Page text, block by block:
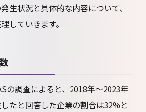
生状況と具体的な内容について、
していきます。
の調査によると、2018年〜2023年
たと回答した企業の割合は32%と